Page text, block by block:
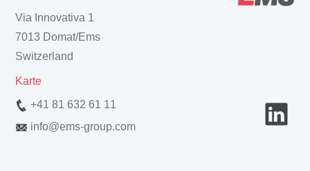
Via Innovativa 1
7013 Domat/Ems
Switzerland
Karte
+41 81 632 61 11
info@ems-group.com